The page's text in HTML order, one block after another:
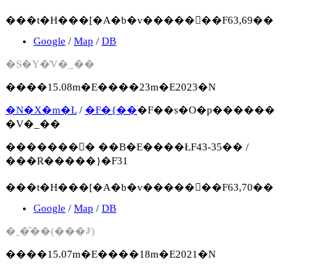
���t�H���[�A�b�v�����񍐏��F63,69��
Google / Map / DB
�S�Y�̓V�_��
����15.08m�E����23m�E2023�N
�N�X�m�L/ �F�{���F��s�O�p������
�V�_��
�������񍐏� ��B�E����ŁF43-35�� /
���R�����}�F31
���t�H���[�A�b�v�����񍐏��F63,70��
Google / Map / DB
�ˍ�̑��(���ꌧ)
����15.07m�E����18m�E2021�N